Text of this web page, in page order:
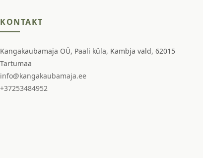
KONTAKT
Kangakaubamaja OÜ, Paali küla, Kambja vald, 62015
Tartumaa
info@kangakaubamaja.ee
+37253484952